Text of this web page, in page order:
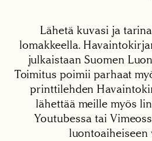
Lähetä kuvasi ja
lomakkeella.
julkaistaan Suomen
Toimitus poimii parhaat
printtilehden
lähettää meille myös
Youtubessa tai
luontoaiheiseen